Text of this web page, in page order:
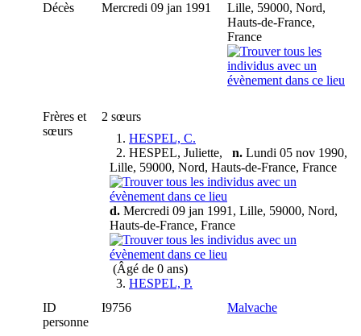
Décès Mercredi 09 jan 1991
Lille, 59000, Nord,
Hauts-de-France,
France
Frères et
sœurs
2 sœurs
1. HESPEL, C.
2. HESPEL, Juliette, n. Lundi 05 nov 1990,
Lille, 59000, Nord, Hauts-de-France, France
d. Mercredi 09 jan 1991, Lille, 59000, Nord,
Hauts-de-France, France
(Âgé de 0 ans)
3. HESPEL, P.
ID
personne
I9756 Malvache